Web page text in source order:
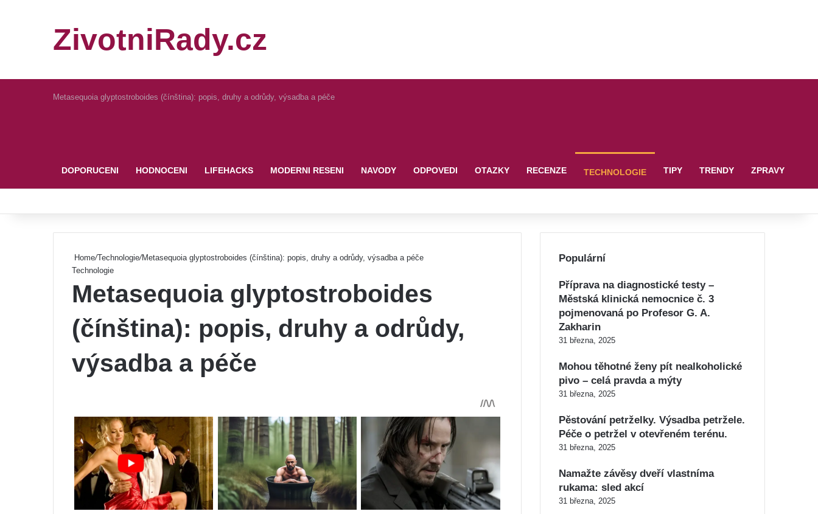
ZivotniRady.cz
Metasequoia glyptostroboides (čínština): popis, druhy a odrůdy, výsadba a péče
DOPORUCENI HODNOCENI LIFEHACKS MODERNI RESENI NAVODY ODPOVEDI OTAZKY RECENZE TECHNOLOGIE TIPY TRENDY ZPRAVY
Home/Technologie/Metasequoia glyptostroboides (čínština): popis, druhy a odrůdy, výsadba a péče
Technologie
Metasequoia glyptostroboides
(čínština): popis, druhy a odrůdy,
výsadba a péče
Populární
Příprava na diagnostické testy –
Městská klinická nemocnice č. 3
pojmenovaná po Profesor G. A.
Zakharin
31 března, 2025
Mohou těhotné ženy pít nealkoholické
pivo – celá pravda a mýty
31 března, 2025
Pěstování petrželky. Výsadba petržele.
Péče o petržel v otevřeném terénu.
31 března, 2025
Namažte závěsy dveří vlastníma
rukama: sled akcí
31 března, 2025